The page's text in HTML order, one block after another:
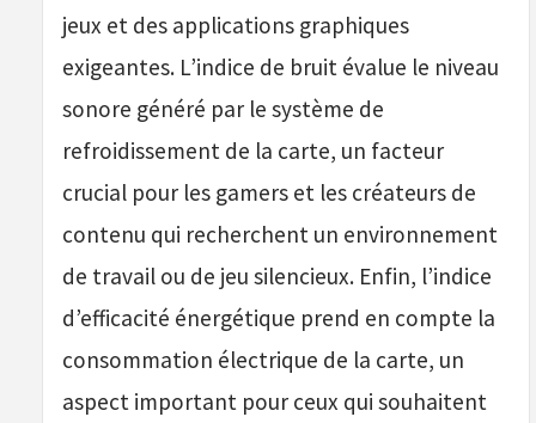
jeux et des applications graphiques
exigeantes. L’indice de bruit évalue le niveau
sonore généré par le système de
refroidissement de la carte, un facteur
crucial pour les gamers et les créateurs de
contenu qui recherchent un environnement
de travail ou de jeu silencieux. Enfin, l’indice
d’efficacité énergétique prend en compte la
consommation électrique de la carte, un
aspect important pour ceux qui souhaitent